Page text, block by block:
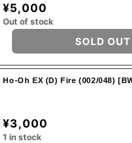
¥5,000
Out of stock
SOLD OUT
Ho-Oh EX (D) Fire (002/048)
¥3,000
1 in stock